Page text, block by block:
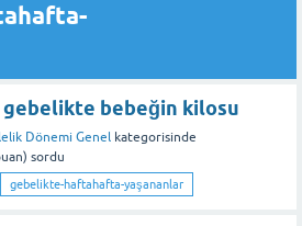
gebelikte bebeğin kilosu
Dönemi Genel kategorisinde
sordu
gebelikte-haftahafta-yaşananlar